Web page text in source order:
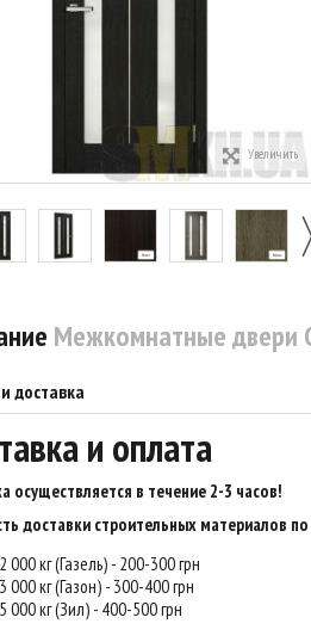
Увеличить
Межкомнатные двери
доставка
и оплата
осуществляется в течение 2-3 часов!
доставки строительных материалов
000 кг (Газель) - 200-300 грн
000 кг (Газон) - 300-400 грн
000 кг (Зил) - 400-500 грн